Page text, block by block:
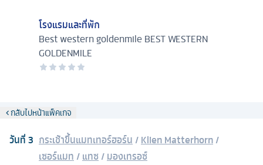
โรงแรมและที่พัก
Best western goldenmileBEST WESTERN
GOLDENMILE
กลับไปหน้าแพ็คเกจ
วันที่3 กระเช้าขึ้นแมทเทอร์ฮอร์น /Klien Matterhorn/
เซอร์แมท /แทซ /มองเทรอซ์